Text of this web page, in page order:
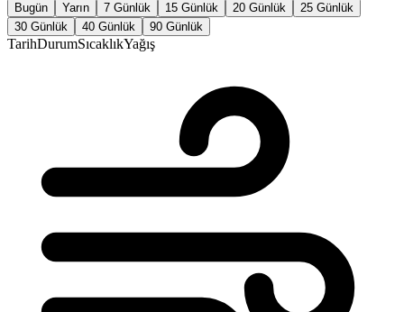
Bugün Yarın 7 Günlük 15 Günlük 20 Günlük
25 Günlük
30 Günlük
40 Günlük 90 Günlük
TarihDurumSıcaklıkYağış